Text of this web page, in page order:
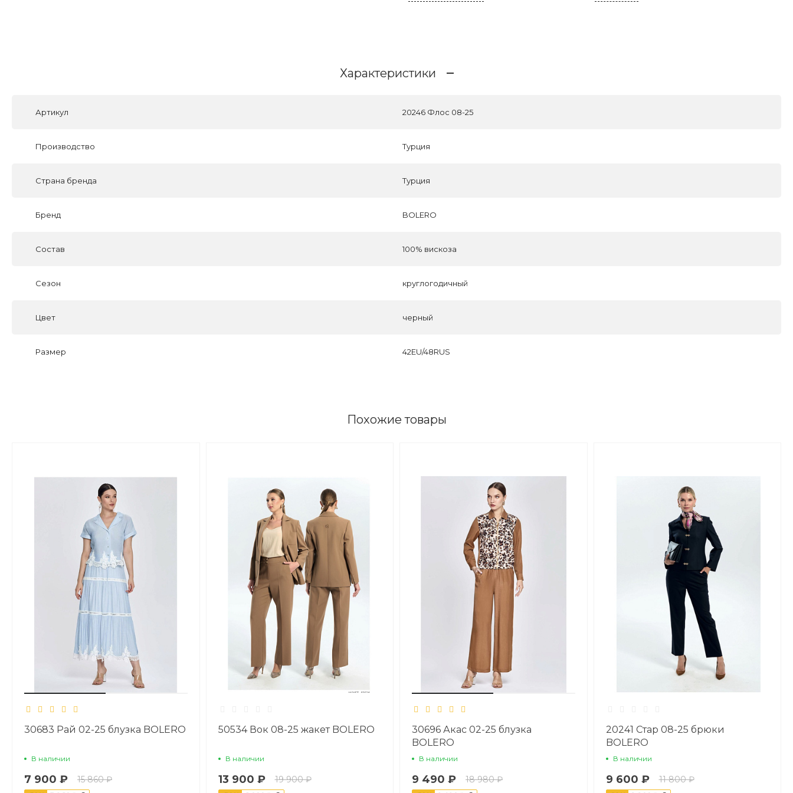
Характеристики
Артикул 20246 Флос 08-25
Производство Турция
Страна бренда Турция
Бренд BOLERO
Состав 100% вискоза
Сезон круглогодичный
Цвет черный
Размер 42EU/48RUS
Похожие товары
30683 Рай 02-25 блузка BOLERO
В наличии
7 900 ₽ 15 860 ₽
50534 Вок 08-25 жакет BOLERO
В наличии
13 900 ₽ 19 900 ₽
30696 Акас 02-25 блузка
BOLERO
В наличии
9 490 ₽ 18 980 ₽
20241 Стар 08-25 брюки
BOLERO
В наличии
9 600 ₽ 11 800 ₽